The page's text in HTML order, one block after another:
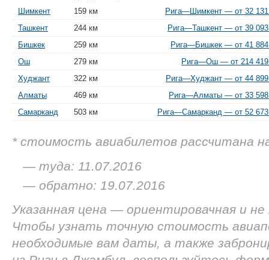
Шимкент 159 км
Рига—Шимкент — от 32
Ташкент
244 км
Рига—Ташкент — от 39
Бишкек
259 км
Рига—Бишкек — от 41
Ош
279 км
Рига—Ош — от 214
Худжант
322 км
Рига—Худжант — от 44
Алматы
469 км
Рига—Алматы — от 33
Самарканд
503 км Рига—Самарканд — от 52
* стоимость авиабилетов рассчитана
— туда: 11.07.2016
— обратно: 19.07.2016
Указанная цена — ориентировачная и
Чтобы узнать точную стоимость
необходимые вам даты, а также